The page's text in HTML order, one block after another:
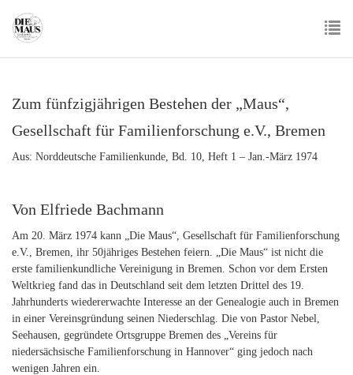
main
Zum fünfzigjährigen Bestehen der „Maus“,
Gesellschaft für Familienforschung e.V., Bremen
Aus: Norddeutsche Familienkunde, Bd. 10, Heft 1 – Jan.-März 1974
Von Elfriede Bachmann
Am 20. März 1974 kann „Die Maus“, Gesellschaft für Familienforschung
e.V., Bremen, ihr 50jähriges Bestehen feiern. „Die Maus“ ist nicht die
erste familienkundliche Vereinigung in Bremen. Schon vor dem Ersten
Weltkrieg fand das in Deutschland seit dem letzten Drittel des 19.
Jahrhunderts wiedererwachte Interesse an der Genealogie auch in Bremen
in einer Vereinsgründung seinen Niederschlag. Die von Pastor Nebel,
Seehausen, gegründete Ortsgruppe Bremen des „Vereins für
niedersächsische Familienforschung in Hannover“ ging jedoch nach
wenigen Jahren ein.